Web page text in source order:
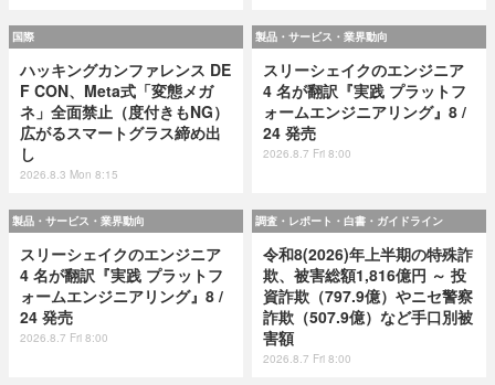
国際
ハッキングカンファレンス DE
F CON、Meta式「変態メガ
ネ」全面禁止（度付きもNG）
広がるスマートグラス締め出
し
2026.8.3 Mon 8:15
製品・サービス・業界動向
スリーシェイクのエンジニア
4 名が翻訳『実践 プラットフ
ォームエンジニアリング』8 /
24 発売
2026.8.7 Fri 8:00
製品・サービス・業界動向
スリーシェイクのエンジニア
4 名が翻訳『実践 プラットフ
ォームエンジニアリング』8 /
24 発売
2026.8.7 Fri 8:00
調査・レポート・白書・ガイドライン
令和8(2026)年上半期の特殊詐
欺、被害総額1,816億円 ～ 投
資詐欺（797.9億）やニセ警察
詐欺（507.9億）など手口別被
害額
2026.8.7 Fri 8:00